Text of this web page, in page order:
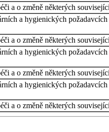
a o změně některých
a hygienických
a o změně některých
a hygienických
a o změně některých
a hygienických
a o změně některých